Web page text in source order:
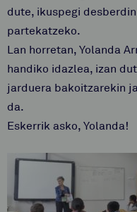
dute, ikuspegi
partekatzeko.
Lan horretan, Yolanda
handiko idazlea, izan
jarduera bakoitzarekin
da.
Eskerrik asko, Yolanda!